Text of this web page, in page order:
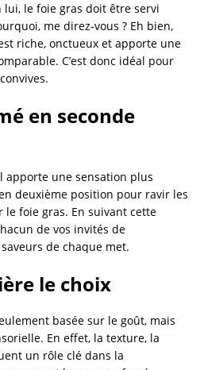
le foie gras doit être servi
me direz-vous ? Eh bien,
riche, onctueux et apporte une
C’est donc idéal pour
en seconde
apporte une sensation plus
deuxième position pour ravir les
foie gras. En suivant cette
de vos invités de
de chaque met.
le choix
basée sur le goût, mais
En effet, la texture, la
un rôle clé dans la